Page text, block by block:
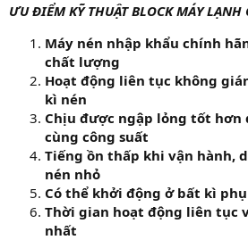
ƯU ĐIỂM KỸ THUẬT BLOCK MÁY LẠNH
Máy nén nhập khẩu chính
chất lượng
Hoạt động liên tục không
kì nén
Chịu được ngập lỏng tốt hơn
cùng công suất
Tiếng ồn thấp khi vận hành,
nén nhỏ
Có thể khởi động ở bất kì
Thời gian hoạt động liên tục
nhất